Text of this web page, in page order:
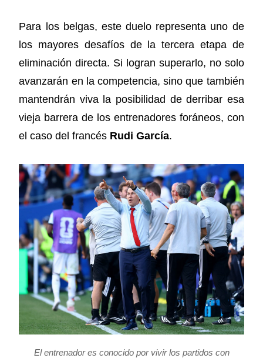
Para los belgas, este duelo representa uno de
los mayores desafíos de la tercera etapa de
eliminación directa. Si logran superarlo, no solo
avanzarán en la competencia, sino que también
mantendrán viva la posibilidad de derribar esa
vieja barrera de los entrenadores foráneos, con
el caso del francés Rudi García.
El entrenador es conocido por vivir los partidos con